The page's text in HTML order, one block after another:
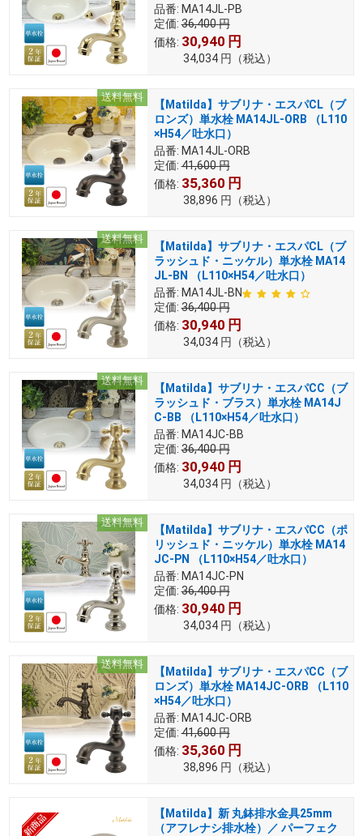
品番: MA14JL-PB
定価: 36,400円
価格: 30,940 円
34,034 円 （税込）
送料無料
【Matilda】サブリナ・エスパCL（ブ
ロンズ）単水栓 MA14JL-ORB （L110
×H54／吐水口）
品番: MA14JL-ORB
定価: 41,600円
価格: 35,360 円
38,896 円 （税込）
送料無料
【Matilda】サブリナ・エスパCL（ブ
ラッシュド・ニッケル）単水栓 MA14
JL-BN （L110×H54／吐水口）
品番: MA14JL-BN
定価: 36,400円
価格: 30,940 円
34,034 円 （税込）
送料無料
【Matilda】サブリナ・エスパCC（ブ
ラッシュド・ブラス）単水栓 MA14J
C-BB （L110×H54／吐水口）
品番: MA14JC-BB
定価: 36,400円
価格: 30,940 円
34,034 円 （税込）
送料無料
【Matilda】サブリナ・エスパCC（ポ
リッシュド・ニッケル）単水栓 MA14
JC-PN （L110×H54／吐水口）
品番: MA14JC-PN
定価: 36,400円
価格: 30,940 円
34,034 円 （税込）
送料無料
【Matilda】サブリナ・エスパCC（ブ
ロンズ）単水栓 MA14JC-ORB （L110
×H54／吐水口）
品番: MA14JC-ORB
定価: 41,600円
価格: 35,360 円
38,896 円 （税込）
【Matilda】新 丸鉢排水金具25mm
（アフレナシ排水栓）／ パーフェク